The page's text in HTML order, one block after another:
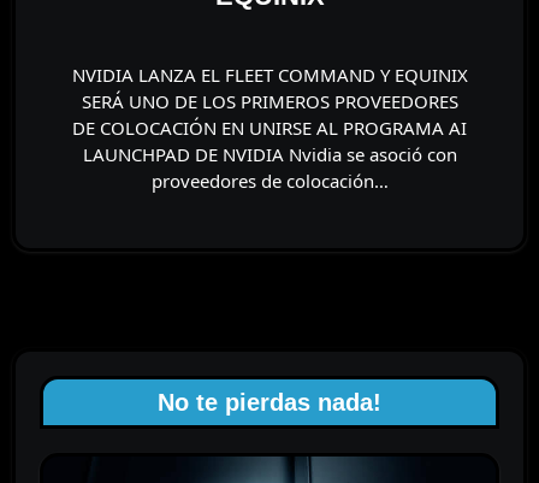
NVIDIA LANZA EL FLEET COMMAND Y EQUINIX
SERÁ UNO DE LOS PRIMEROS PROVEEDORES
DE COLOCACIÓN EN UNIRSE AL PROGRAMA AI
LAUNCHPAD DE NVIDIA Nvidia se asoció con
proveedores de colocación…
No te pierdas nada!